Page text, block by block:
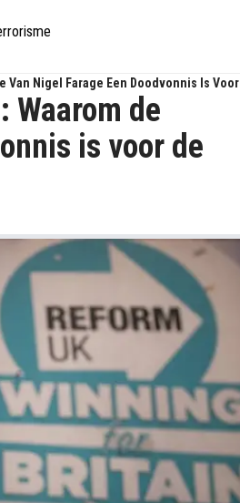
Nigel Farage Een Doodvonnis Is Voor
de
is voor de